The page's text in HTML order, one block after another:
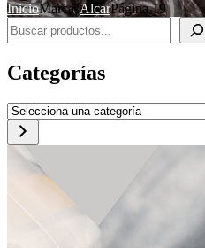
InicioMarcasAlcarPágina 19
Buscar
Categorías
Selecciona
una
categoría